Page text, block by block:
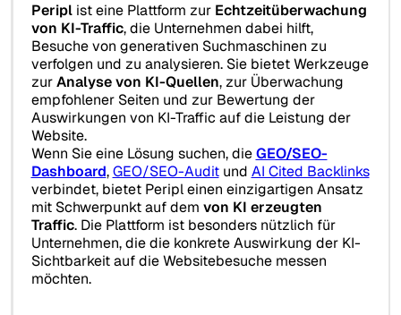
Periplist eine Plattform zur Echtzeitüberwachung
von KI-Traffic, die Unternehmen dabei hilft,
Besuche von generativen Suchmaschinen zu
verfolgen und zu analysieren. Sie bietet Werkzeuge
zurAnalyse von KI-Quellen, zur Überwachung
empfohlener Seiten und zur Bewertung der
Auswirkungen von KI-Traffic auf die Leistung der
Website.
Wenn Sie eine Lösung suchen, dieGEO/SEO-
Dashboard,GEO/SEO-Auditund AI Cited Backlinks
verbindet, bietet Peripl einen einzigartigen Ansatz
mit Schwerpunkt auf dem von KI erzeugten
Traffic. Die Plattform ist besonders nützlich für
Unternehmen, die die konkrete Auswirkung der KI-
Sichtbarkeit auf die Websitebesuche messen
möchten.